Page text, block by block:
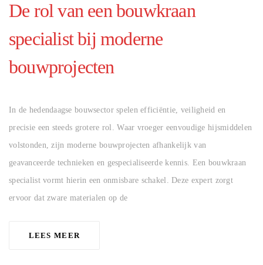
De rol van een bouwkraan
specialist bij moderne
bouwprojecten
In de hedendaagse bouwsector spelen efficiëntie, veiligheid en
precisie een steeds grotere rol. Waar vroeger eenvoudige hijsmiddelen
volstonden, zijn moderne bouwprojecten afhankelijk van
geavanceerde technieken en gespecialiseerde kennis. Een bouwkraan
specialist vormt hierin een onmisbare schakel. Deze expert zorgt
ervoor dat zware materialen op de
LEES MEER